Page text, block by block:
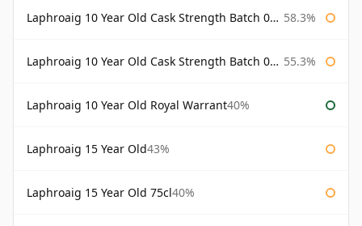
Laphroaig 10 Year Old Cask Strength Batch 002 Bottled 2010 58.3%
Laphroaig 10 Year Old Cask Strength Batch 003 Bottled 2011 55.3%
Laphroaig 10 Year Old Royal Warrant40%
Laphroaig 15 Year Old43%
Laphroaig 15 Year Old 75cl40%